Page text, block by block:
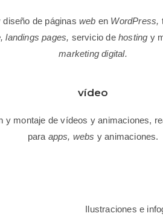
diseño de páginas web en WordPress,
landings pages, servicio dehosting y
marketing digital.
vídeo
y montaje de vídeos y animaciones,
para apps, webs y animaciones.
Ilustraciones e